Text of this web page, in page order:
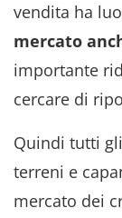
vendita ha
mercato
importante
cercare di
Quindi tutti
terreni e
mercato dei